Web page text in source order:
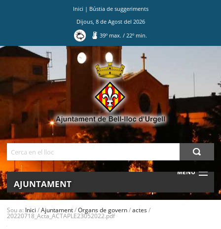
Inici | Bústia de suggeriments
Dijous, 8de Agostdel 2026
39º max./ 22º min.
MENU
AJUNTAMENT
Sou a: Inici /Ajuntament/Organs de govern/actes/
20220718_Acta_ACTAPLE23052022.pdf